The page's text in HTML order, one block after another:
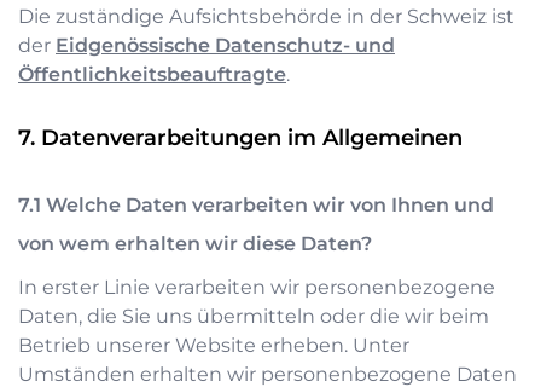
Die zuständige Aufsichtsbehörde in der Schweiz ist
der Eidgenössische Datenschutz- und
Öffentlichkeitsbeauftragte.
Datenverarbeitungen im Allgemeinen
Welche Daten verarbeiten wir von Ihnen und
von wem erhalten wir diese Daten?
In erster Linie verarbeiten wir personenbezogene
Daten, die Sie uns übermitteln oder die wir beim
Betrieb unserer Website erheben. Unter
Umständen erhalten wir personenbezogene Daten